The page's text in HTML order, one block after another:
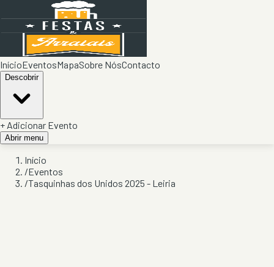
InícioEventosMapaSobre NósContacto
Descobrir
+ Adicionar Evento
Abrir menu
Início
/Eventos
/Tasquinhas dos Unidos 2025 - Leiria